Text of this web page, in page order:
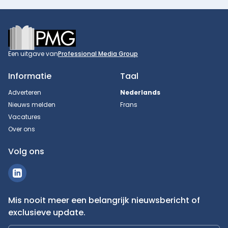
Footer
Een uitgave vanProfessional Media Group
Informatie
Adverteren
Nieuws melden
Vacatures
Over ons
Taal
Nederlands
Frans
Volg ons
Mis nooit meer een belangrijk nieuwsbericht of
exclusieve update.